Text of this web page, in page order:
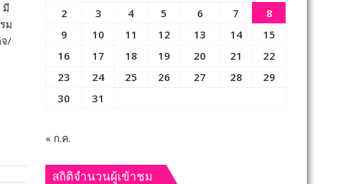
มี
ม
จ/
2
3 4 5 6 7
8
9
10 11 12 13 14
15
16
17 18 19 20 21
22
23
24 25 26 27 28
29
30
31
« ก.ค.
สถิติจำนวนผู้เข้าชม